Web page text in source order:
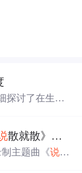
探讨了在生成
GANs中，这
配程度。
散就散》简谱
主题曲《说散